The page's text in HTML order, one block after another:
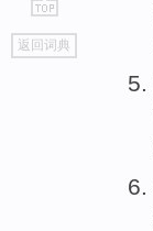
go
top
返回词典